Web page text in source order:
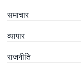
समाचार
व्यापार
राजनीति